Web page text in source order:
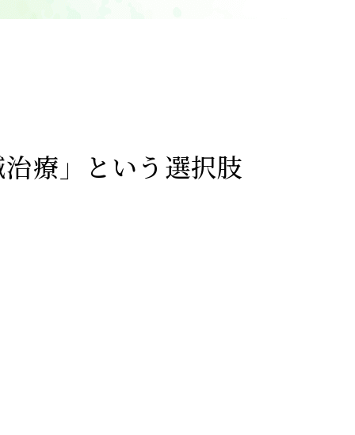
療」という選択肢